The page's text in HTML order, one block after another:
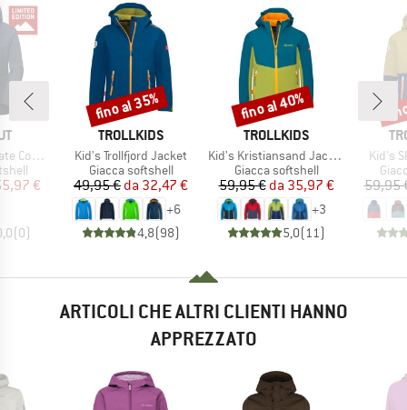
Exclusive
ridotto
€
(0)
MARCHIO
TROLLKIDS
Articolo
Kid's Trollfjord Jacket
Gruppo di prodotti
Giacca softshell
Prezzo
49,95 € Prezzo ridotto
da 32,47 €
+6
4,8(98)
Sconto
fino al 35%
MARCHIO
TROLLKIDS
Articolo
Kid's Kristiansand Jacket
Gruppo di prodotti
Giacca softshell
Prezzo
59,95 € Prezzo ridotto
da 35,97 €
+3
5,0(11 )
Sconto
fino al 40%
Articolo
Kid's
59,95
ARTICOLI CHE ALTRI CLIENTI HANNO
APPREZZATO